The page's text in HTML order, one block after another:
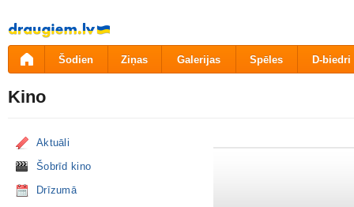
Pāriet
uz
saturu
Šodien Ziņas Galerijas Spēles D-biedri
Kino
Aktuāli
Šobrīd kino
Drīzumā